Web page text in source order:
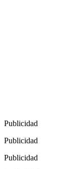
Publicidad
Publicidad
Publicidad